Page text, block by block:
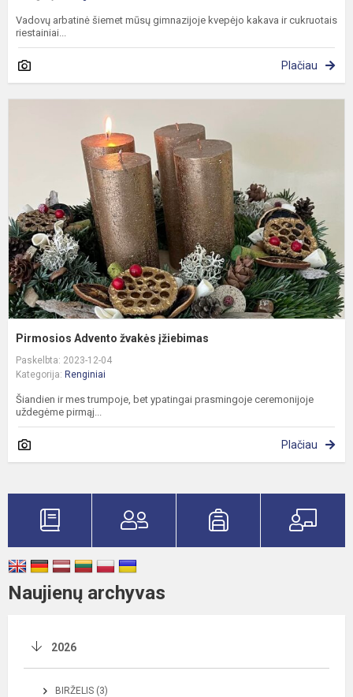
Vadovų arbatinė šiemet mūsų gimnazijoje kvepėjo kakava ir cukruotais
riestainiai...
Plačiau
Pirmosios Advento žvakės įžiebimas
Paskelbta: 2023-12-04
Kategorija: Renginiai
Šiandien ir mes trumpoje, bet ypatingai prasmingoje ceremonijoje
uždegėme pirmąj...
Plačiau
Naujienų archyvas
2026
BIRŽELIS (3)